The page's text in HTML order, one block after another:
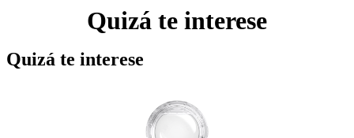
Quizá te interese
Quizá te interese